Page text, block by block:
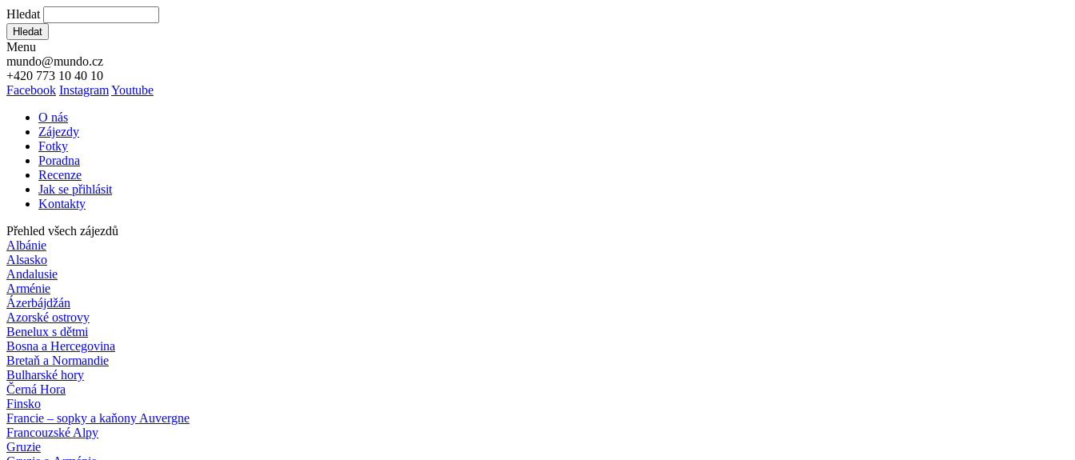
Hledat
Hledat
Menu
mundo@mundo.cz
+420 773 10 40 10
Facebook InstagramYoutube
O nás
Zájezdy
Fotky
Poradna
Recenze
Jak se přihlásit
Kontakty
Přehled všech zájezdů
Albánie
Alsasko
Andalusie
Arménie
Ázerbájdžán
Azorské ostrovy
Benelux s dětmi
Bosna a Hercegovina
Bretaň a Normandie
Bulharské hory
Černá Hora
Finsko
Francie – sopky a kaňony Auvergne
Francouzské Alpy
Gruzie